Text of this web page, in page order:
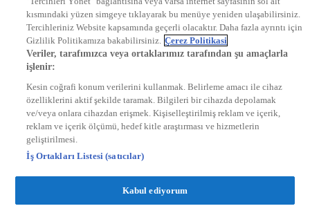
ntv.com.tr
ntvspor.net
secim.ntv.com.tr
startv.com.tr
kralmuzik.com.tr
kısmındaki yüzen simgeye tıklayarak bu menüye yeniden ulaşabilirsiniz.
Tercihleriniz Website kapsamında geçerli olacaktır. Daha fazla ayrıntı için
Gizlilik Politikamıza bakabilirsiniz. Çerez Politikasi
Veriler, tarafımızca veya ortaklarımız tarafından şu amaçlarla
işlenir:
Kesin coğrafi konum verilerini kullanmak. Belirleme amacı ile cihaz
özelliklerini aktif şekilde taramak. Bilgileri bir cihazda depolamak
ve/veya onlara cihazdan erişmek. Kişiselleştirilmiş reklam ve içerik,
reklam ve içerik ölçümü, hedef kitle araştırması ve hizmetlerin
geliştirilmesi.
İş Ortakları Listesi (satıcılar)
Kabul ediyorum